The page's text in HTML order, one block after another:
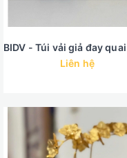
Liên hệ